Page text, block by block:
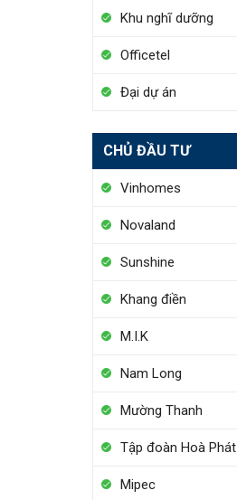
Khu nghĩ dưỡng
Officetel
Đại dự án
CHỦ ĐẦU TƯ
Vinhomes
Novaland
Sunshine
Khang điền
M.I.K
Nam Long
Mường Thanh
Tập đoàn Hoà Phát
Mipec